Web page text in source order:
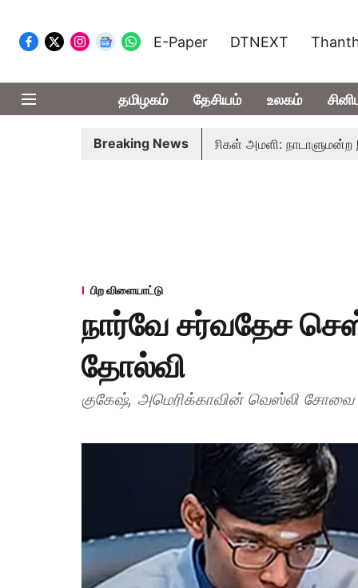
E-Paper DTNEXT
தமிழகம் தேசியம் உலகம்
Breaking News
ரங்கசாமி எதிர்க்கட்சிகள் அமளி: நாடாளுமன்ற இரு
பிற விளையாட்டு
நார்வே சர்வதேச
தோல்வி
குகேஷ், அமெரிக்காவின் வெஸ்லி